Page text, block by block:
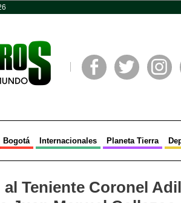
Bogotá Internacionales Planeta Tierra
al Teniente Coronel